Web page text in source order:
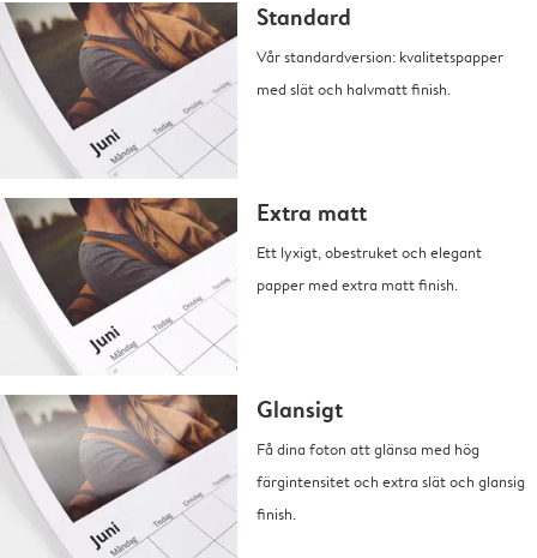
Standard
Vår standardversion: kvalitetspapper
med slät och halvmatt finish.
Extra matt
Ett lyxigt, obestruket och elegant
papper med extra matt finish.
Glansigt
Få dina foton att glänsa med hög
färgintensitet och extra slät och glansig
finish.